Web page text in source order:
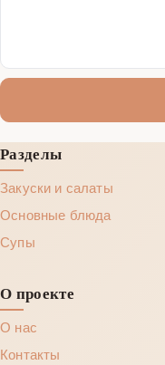
Разделы
Закуски и салаты
Основные блюда
Супы
О проекте
О нас
Контакты